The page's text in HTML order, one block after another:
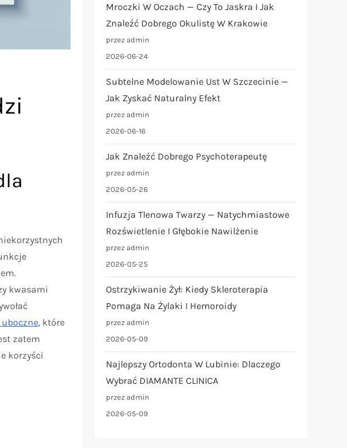
kwasami
, które
zatem
korzyści
Mroczki W Oczach — Czy To Jaskra I Jak
Znaleźć Dobrego Okulistę W Krakowie
przez admin
2026-06-24
Subtelne Modelowanie Ust W Szczecinie —
Jak Zyskać Naturalny Efekt
przez admin
2026-06-16
Jak Znaleźć Dobrego Psychoterapeutę
przez admin
2026-05-26
Infuzja Tlenowa Twarzy — Natychmiastowe
Rozświetlenie I Głębokie Nawilżenie
przez admin
2026-05-25
Ostrzykiwanie Żył: Kiedy Skleroterapia
Pomaga Na Żylaki I Hemoroidy
przez admin
2026-05-09
Najlepszy Ortodonta W Lubinie: Dlaczego
Wybrać DIAMANTE CLINICA
przez admin
2026-05-09